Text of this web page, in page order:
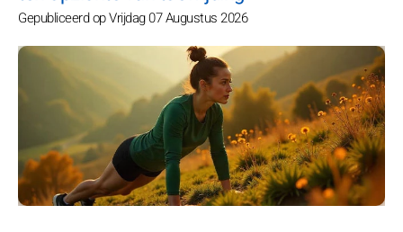
Gepubliceerd op Vrijdag 07 Augustus 2026